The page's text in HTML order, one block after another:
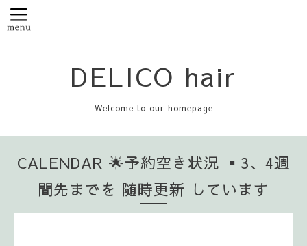
DELICO hair
Welcome to our homepage
CALENDAR 🌟予約空き状況 ▪️3、4週
間先までを 随時更新 しています